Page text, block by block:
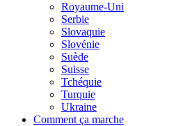
Royaume-Uni
Serbie
Slovaquie
Slovénie
Suède
Suisse
Tchéquie
Turquie
Ukraine
Comment ça marche